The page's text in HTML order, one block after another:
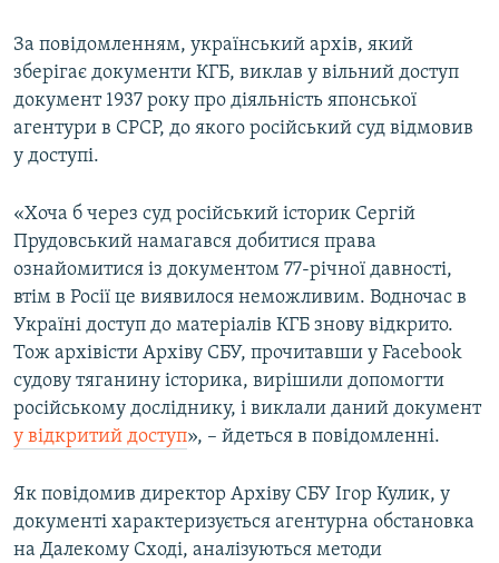
За повідомленням, український архів, який
зберігає документи КГБ, виклав у вільний доступ
документ 1937 року про діяльність японської
агентури в СРСР, до якого російський суд відмовив
у доступі.
«Хоча б через суд російський історик Сергій
Прудовський намагався добитися права
ознайомитися із документом 77-річної давності,
втім в Росії це виявилося неможливим. Водночас в
Україні доступ до матеріалів КГБ знову відкрито.
Тож архівісти Архіву СБУ, прочитавши у Facebook
судову тяганину історика, вирішили допомогти
російському досліднику, і виклали даний документ
у відкритий доступ», – йдеться в повідомленні.
Як повідомив директор Архіву СБУ Ігор Кулик, у
документі характеризується агентурна обстановка
на Далекому Сході, аналізуються методи